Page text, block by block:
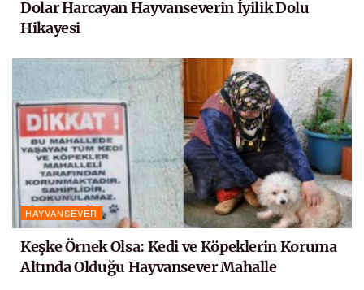
Dolar Harcayan Hayvanseverin İyilik Dolu
Hikayesi
HAYVANSEVER
Keşke Örnek Olsa: Kedi ve Köpeklerin Koruma
Altında Olduğu Hayvansever Mahalle